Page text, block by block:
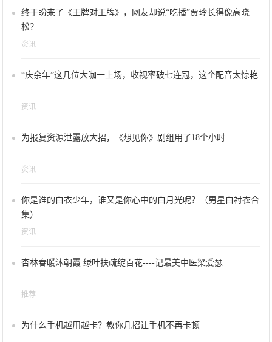
终于盼来了《王牌对王牌》，网友却说“吃播”贾玲长得像高晓
松？
资讯
“庆余年”这几位大咖一上场，收视率破七连冠，这个配音太惊艳
资讯
为报复资源泄露放大招，《想见你》剧组用了18个小时
资讯
你是谁的白衣少年，谁又是你心中的白月光呢？（男星白衬衣合
集）
资讯
杏林春暖沐朝霞 绿叶扶疏绽百花----记最美中医梁爱瑟
推荐
为什么手机越用越卡？教你几招让手机不再卡顿